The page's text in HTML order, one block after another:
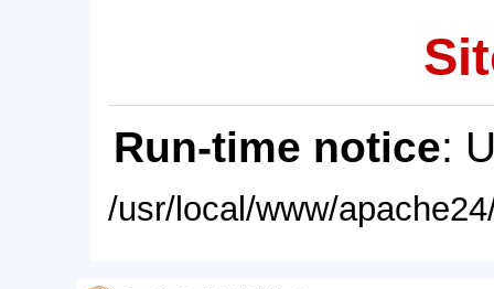
Run-time notice:
/usr/local/www/